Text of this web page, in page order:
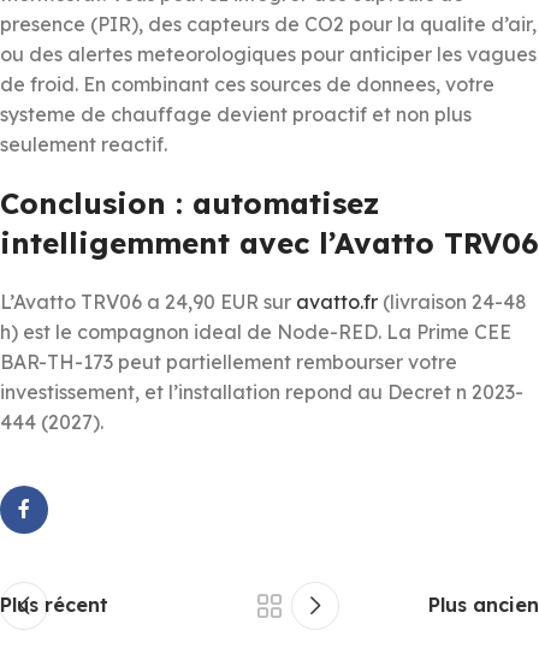
presence (PIR), des capteurs de CO2 pour la qualite d’air,
ou des alertes meteorologiques pour anticiper les vagues
de froid. En combinant ces sources de donnees, votre
systeme de chauffage devient proactif et non plus
seulement reactif.
Conclusion : automatisez
intelligemment avec l’Avatto TRV06
L’Avatto TRV06 a 24,90 EUR sur avatto.fr (livraison 24-48
h) est le compagnon ideal de Node-RED. La Prime CEE
BAR-TH-173 peut partiellement rembourser votre
investissement, et l’installation repond au Decret n 2023-
444 (2027).
Plus récent Plus ancien